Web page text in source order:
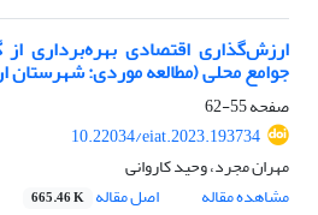
ارزش‌گذاری اقتصادی بهره‌برداری
جوامع محلی (مطالعه موردی: شهرستان
صفحه55-62
10.22034/eiat.2023.193734
مهران مجرد، وحید کاروانی
مشاهده مقاله
اصل مقاله 665.46 K